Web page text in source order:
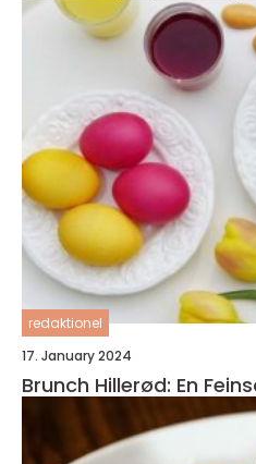
redaktionel
17. January 2024
Brunch Hillerød: En